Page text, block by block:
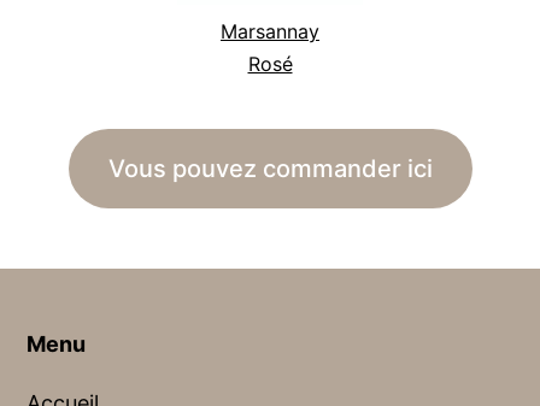
Marsannay
Rosé
Vous pouvez commander ici
Menu